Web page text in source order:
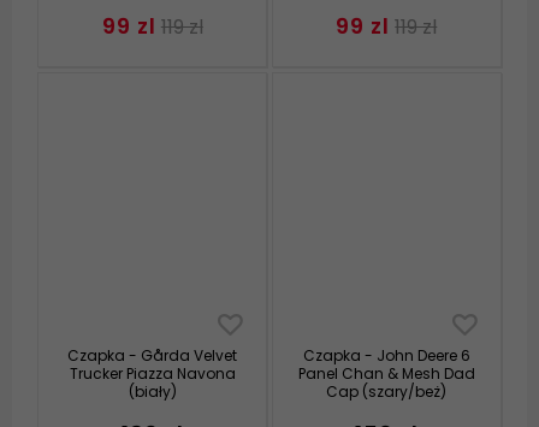
99 zl 119 zl 99 zl 119 zl
Czapka - Gårda Velvet
Trucker Piazza Navona
(biały)
Czapka - John Deere 6
Panel Chan & Mesh Dad
Cap (szary/beż)